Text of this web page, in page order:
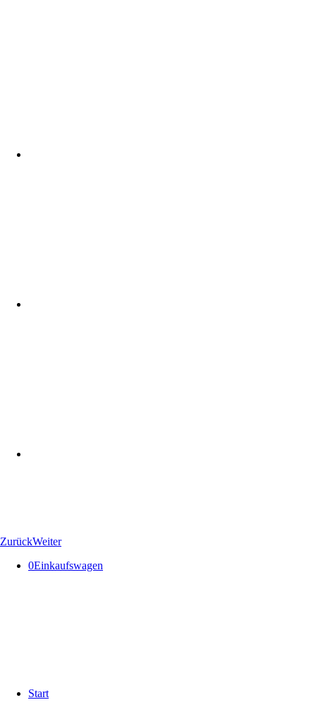
ZurückWeiter
0Einkaufswagen
Start